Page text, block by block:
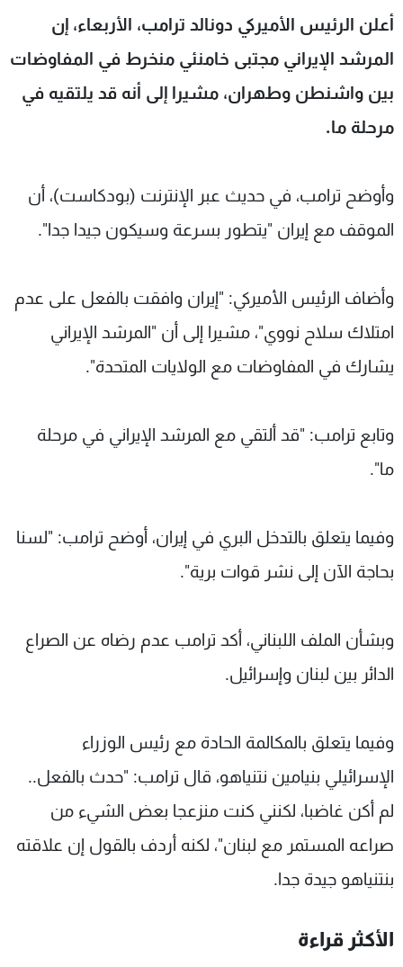
أعلن الرئيس الأميركي دونالد ترامب، الأربعاء، إن
المرشد الإيراني مجتبى خامنئي منخرط في المفاوضات
بين واشنطن وطهران، مشيرا إلى أنه قد يلتقيه في
مرحلة ما.
وأوضح ترامب، في حديث عبر الإنترنت (بودكاست)، أن
الموقف مع إيران "يتطور بسرعة وسيكون جيدا جدا".
وأضاف الرئيس الأميركي: "إيران وافقت بالفعل على عدم
امتلاك سلاح نووي"، مشيرا إلى أن "المرشد الإيراني
يشارك في المفاوضات مع الولايات المتحدة".
وتابع ترامب: "قد ألتقي مع المرشد الإيراني في مرحلة
ما".
وفيما يتعلق بالتدخل البري في إيران، أوضح ترامب: "لسنا
بحاجة الآن إلى نشر قوات برية".
وبشأن الملف اللبناني، أكد ترامب عدم رضاه عن الصراع
الدائر بين لبنان وإسرائيل.
وفيما يتعلق بالمكالمة الحادة مع رئيس الوزراء
الإسرائيلي بنيامين نتنياهو، قال ترامب: "حدث بالفعل..
لم أكن غاضبا، لكنني كنت منزعجا بعض الشيء من
صراعه المستمر مع لبنان"، لكنه أردف بالقول إن علاقته
بنتنياهو جيدة جدا.
الأكثر قراءة
شاهد البرامج
عن MTV
الإنـتـاج
لاعلاناتكم
وظائف